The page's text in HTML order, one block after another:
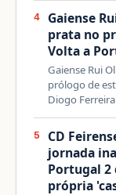
4
Gaiense
prata no
Volta a
Gaiense Rui
prólogo de
Diogo
5
CD
jornada
Portugal 2
própria